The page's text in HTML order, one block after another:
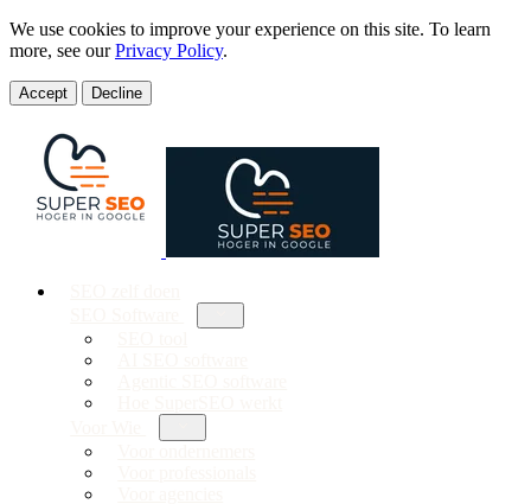
We use cookies to improve your experience on this site. To learn
more, see ourPrivacy Policy.
Accept Decline